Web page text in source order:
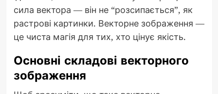
сила вектора — він не “розсипається”, як
растрові картинки. Векторне зображення —
це чиста магія для тих, хто цінує якість.
Основні складові векторного
зображення